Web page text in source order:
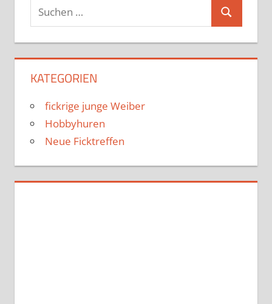
Suchen
nach:
Suchen
KATEGORIEN
fickrige junge Weiber
Hobbyhuren
Neue Ficktreffen